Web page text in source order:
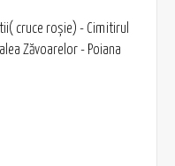
cruce roşie) - Cimitirul
Zăvoarelor - Poiana